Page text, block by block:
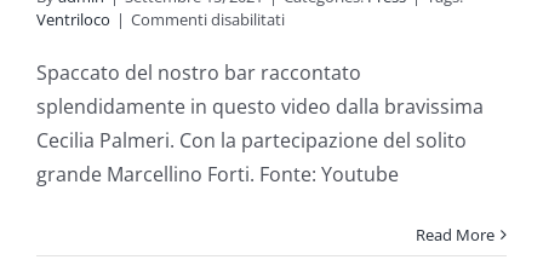
Ventriloco | Commenti disabilitatisu
Calisto
Di
Cecilia
Palmeri
Spaccato del nostro bar raccontato
splendidamente in questo video dalla bravissima
Cecilia Palmeri. Con la partecipazione del solito
grande Marcellino Forti. Fonte: Youtube
Read More